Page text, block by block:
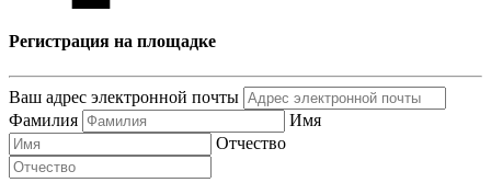
Регистрация на площадке
Ваш адрес электронной почты
Фамилия
Имя
Отчество